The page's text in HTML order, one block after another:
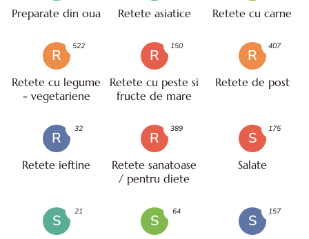
Preparate din oua Retete asiatice Retete cu carne
R
Retete cu legume
- vegetariene
522
R
Retete cu peste si
fructe de mare
150
R
Retete de post
407
R
Retete ieftine
32
R
Retete sanatoase
/ pentru diete
389
S
Salate
175
S
21
S
64
S
157